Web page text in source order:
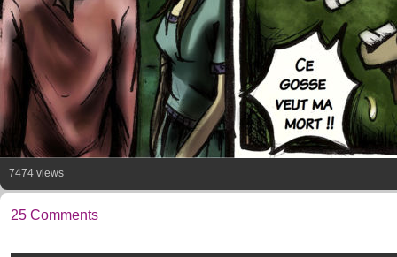
7474 views
25 Comments